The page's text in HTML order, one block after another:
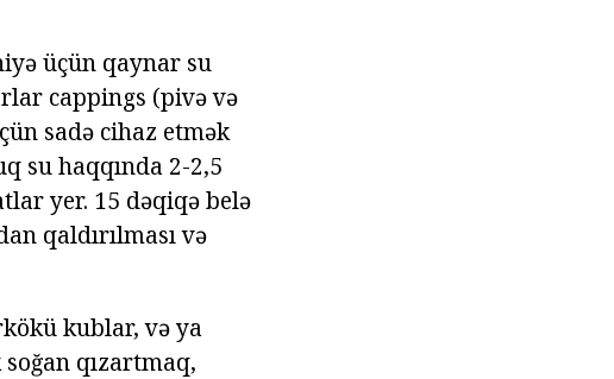
üçün qaynar su
cappings (pivə və
sadə cihaz etmək
su haqqında 2-2,5
yer. 15 dəqiqə belə
qaldırılması və
kublar, və ya
qızartmaq,